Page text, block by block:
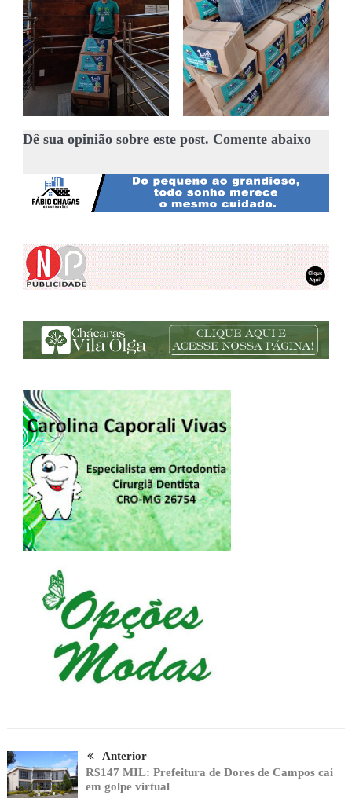
Dê sua opinião sobre este post. Comente abaixo
Anterior
R$147 MIL: Prefeitura de Dores de Campos cai
em golpe virtual